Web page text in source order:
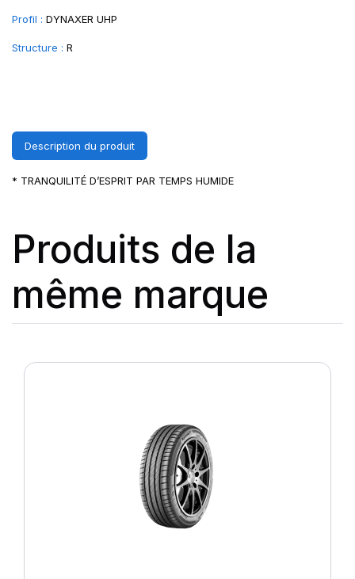
Profil : DYNAXER UHP
Structure : R
Description du produit
* TRANQUILITÉ D’ESPRIT PAR TEMPS HUMIDE
Produits de la
même marque